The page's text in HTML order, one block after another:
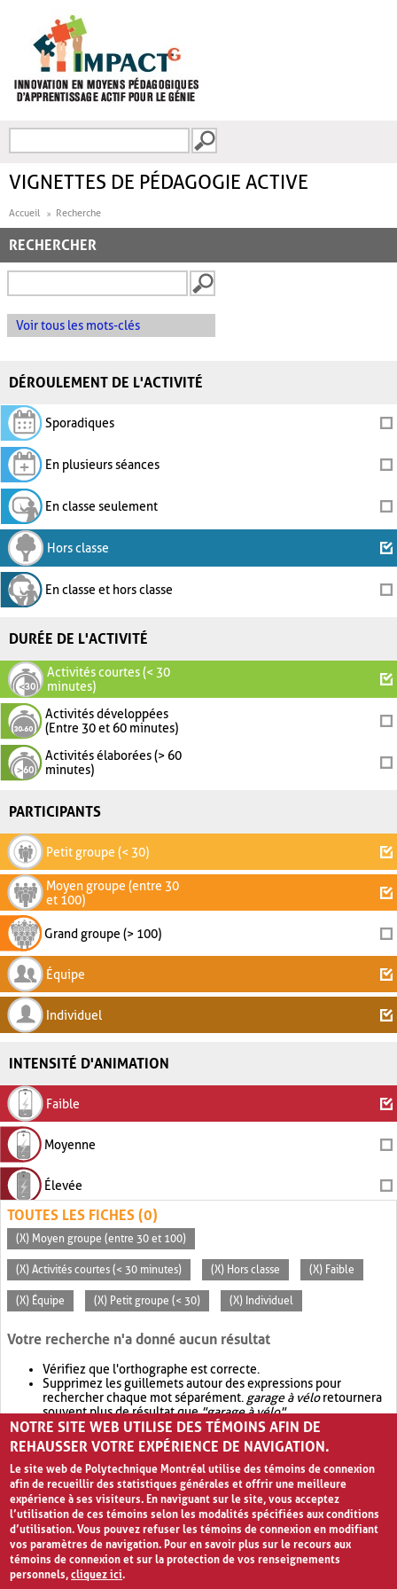
FORMULAIRE DE
VIGNETTES DE PÉDAGOGIE ACTIVE
Accueil Recherche
RECHERCHER
Voir tous les mots-clés
DÉROULEMENT DE L'ACTIVITÉ
Sporadiques
En plusieurs séances
En classe seulement
Hors classe
En classe et hors classe
DURÉE DE L'ACTIVITÉ
Activités courtes (< 30
minutes)
Activités développées
(Entre 30 et 60 minutes)
Activités élaborées (> 60
minutes)
PARTICIPANTS
Petit groupe (< 30)
Moyen groupe (entre 30
et 100)
Grand groupe (> 100)
Équipe
Individuel
INTENSITÉ D'ANIMATION
Faible
Moyenne
Élevée
TOUTES LES FICHES (0)
(X) Moyen groupe (entre 30 et 100)
(X) Activités courtes (< 30 minutes) (X) Hors classe (X) Faible
(X) Équipe (X) Petit groupe (< 30) (X) Individuel
Votre recherche n'a donné aucun résultat
Vérifiez que l'orthographe est correcte.
Supprimez les guillemets autour des expressions pour
rechercher chaque mot séparément. garage à véloretournera
souvent plus de résultat que"garage à vélo".
Envisagez d'élargir votre recherche avec OR.garage OR vélo
retournera souvent plus de résultat quegarage à vélo
NOTRE SITE WEB UTILISE DES TÉMOINS AFIN DE
REHAUSSER VOTRE EXPÉRIENCE DE NAVIGATION.
Le site web de Polytechnique Montréal utilise des témoins de connexion
afin de recueillir des statistiques générales et offrir une meilleure
expérience à ses visiteurs. En naviguant sur le site, vous acceptez
l’utilisation de ces témoins selon les modalités spécifiées aux conditions
d’utilisation. Vous pouvez refuser les témoins de connexion en modifiant
vos paramètres de navigation. Pour en savoir plus sur le recours aux
témoins de connexion et sur la protection de vos renseignements
personnels,cliquez ici.